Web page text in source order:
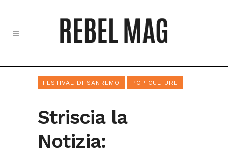
FESTIVAL DI SANREMO POP CULTURE
Striscia la
Notizia: